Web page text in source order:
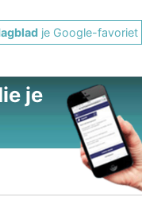
je Google-favoriet
je